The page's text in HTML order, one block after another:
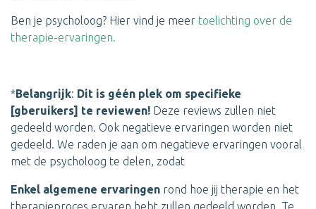
Ben je psycholoog? Hier vind je meer toelichting over de
therapie-ervaringen.
*Belangrijk: Dit is géén plek om specifieke
[gberuikers] te reviewen! Deze reviews zullen niet
gedeeld worden. Ook negatieve ervaringen worden niet
gedeeld. We raden je aan om negatieve ervaringen vooral
met de psycholoog te delen, zodat
Enkel algemene ervaringen rond hoe jij therapie en het
therapieproces ervaren hebt zullen gedeeld worden. Te